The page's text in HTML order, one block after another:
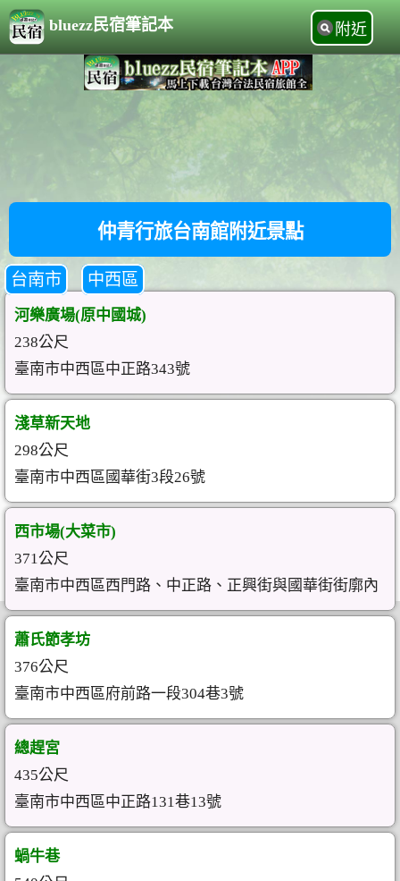
bluezz民宿筆記本 附近
仲青行旅台南館附近景點
台南市 中西區
河樂廣場(原中國城)
238公尺
臺南市中西區中正路343號
淺草新天地
298公尺
臺南市中西區國華街3段26號
西市場(大菜市)
371公尺
臺南市中西區西門路、中正路、正興街與國華街街廓內
蕭氏節孝坊
376公尺
臺南市中西區府前路一段304巷3號
總趕宮
435公尺
臺南市中西區中正路131巷13號
蝸牛巷